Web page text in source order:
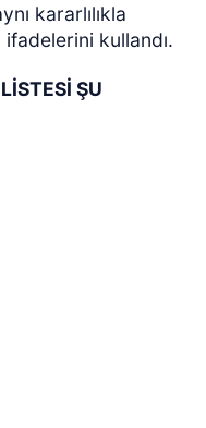
kararlılıkla
kullandı.
ŞU